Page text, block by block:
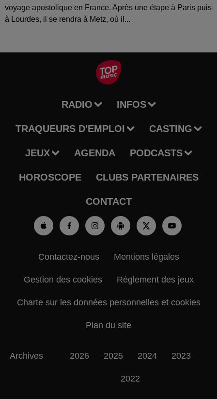
voyage apostolique en France. Après une étape à Paris puis
à Lourdes, il se rendra à Metz, où il...
RADIO INFOS
TRAQUEURS D'EMPLOI CASTING
JEUX AGENDA PODCASTS
HOROSCOPE CLUBS PARTENAIRES
CONTACT
Contactez-nous Mentions légales
Gestion des cookies Règlement des jeux
Charte sur les données personnelles et cookies
Plan du site
Archives 2026 2025 2024 2023
2022